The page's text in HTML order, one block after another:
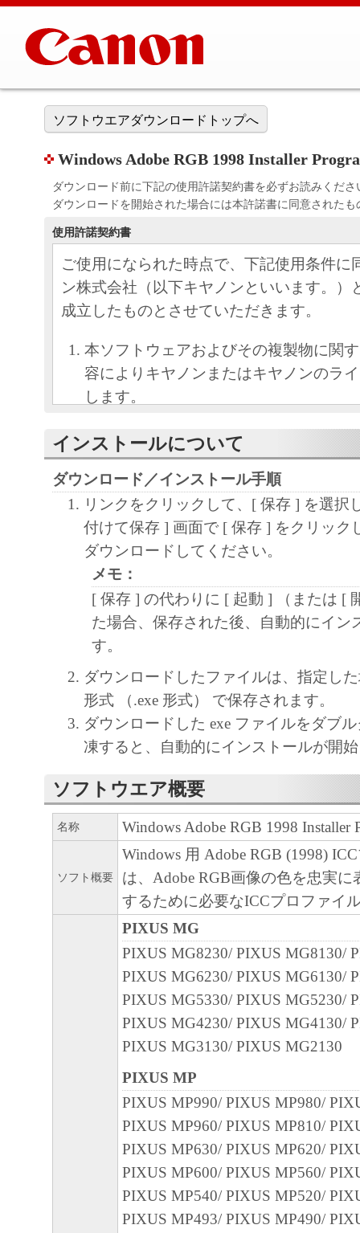
ソフトウエアダウンロードトップへ
Windows Adobe RGB 1998 Installer
ダウンロード前に下記の使用許諾契約書を必ずお読みくださ
ダウンロードを開始された場合には本許諾書に同意された
使用許諾契約書
ご使用になられた時点で、下記使用条件に
ン株式会社（以下キヤノンといいます。）
成立したものとさせていただきます。
本ソフトウェアおよびその複製物に関
容によりキヤノンまたはキヤノンのラ
します。
といいます。）に対し、本ソフトウェ
独占的権利を許諾します。
ユーザーは、本ソフトウェアの全部ま
改変、リバース・エンジニアリング、
は逆アセンブル等することはできませ
キヤノン、キヤノンマーケティングジ
よびキヤノンのライセンサーは、本ソ
ザーの特定の目的のために適当である
用であること、または本ソフトウェア
と、その他本ソフトウェアに関してい
しません。
キヤノン、キヤノンマーケティングジ
よびキヤノンのライセンサーは、本ソ
失、損害等について、いかなる場合に
任を負いません。
ユーザーは、日本国政府または該当国
許可等を得ることなしに、本ソフトウ
一部を、直接または間接に輸出しては
インストールについて
ダウンロード／インストール手順
リンクをクリックして、[ 保存 ] を選択
付けて保存 ] 画面で [ 保存 ] をクリック
ダウンロードしてください。
メモ：
[ 保存 ] の代わりに [ 起動 ] （または [
た場合、保存された後、自動的にイン
す。
ダウンロードしたファイルは、指定し
形式 （.exe 形式） で保存されます。
ダウンロードした exe ファイルをダブ
凍すると、自動的にインストールが開
ソフトウエア概要
名称 Windows Adobe RGB 1998 Installer
ソフト概要
Windows 用 Adobe RGB (1998)
は、Adobe RGB画像の色を忠実に
するために必要なICCプロファイ
PIXUS MG
PIXUS MG8230/ PIXUS MG8130/
PIXUS MG6230/ PIXUS MG6130/
PIXUS MG5330/ PIXUS MG5230/
PIXUS MG4230/ PIXUS MG4130/
PIXUS MG3130/ PIXUS MG2130
PIXUS MP
PIXUS MP990/ PIXUS MP980/
PIXUS MP960/ PIXUS MP810/
PIXUS MP630/ PIXUS MP620/
PIXUS MP600/ PIXUS MP560/
PIXUS MP540/ PIXUS MP520/
PIXUS MP493/ PIXUS MP490/